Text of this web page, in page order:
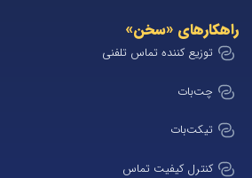
راهکارهای «سخن»
توزیع کننده تماس تلفنی
چت‌بات
تیکت‌بات
کنترل کیفیت تماس